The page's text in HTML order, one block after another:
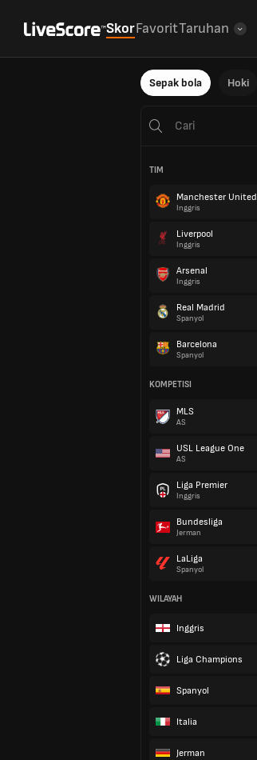
SkorFavoritTaruhan
Sepak bola Hoki
TIM
Manchester United
Inggris
Liverpool
Inggris
Arsenal
Inggris
Real Madrid
Spanyol
Barcelona
Spanyol
KOMPETISI
MLS
AS
USL League One
AS
Liga Premier
Inggris
Bundesliga
Jerman
LaLiga
Spanyol
WILAYAH
Inggris
Liga Champions
Spanyol
Italia
Jerman